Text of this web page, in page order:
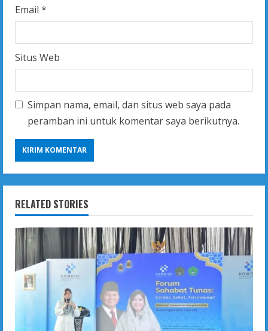
Email *
Situs Web
Simpan nama, email, dan situs web saya pada
peramban ini untuk komentar saya berikutnya.
RELATED STORIES